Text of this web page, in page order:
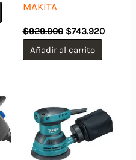
MAKITA
$929.900 El
precio
original
era:
$743.920El
precio
Añadir al carrito